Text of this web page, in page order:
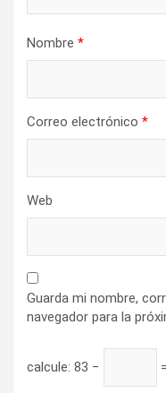
Nombre *
Correo electrónico *
Web
Guarda mi nombre,
navegador para la
calcule: 83 −